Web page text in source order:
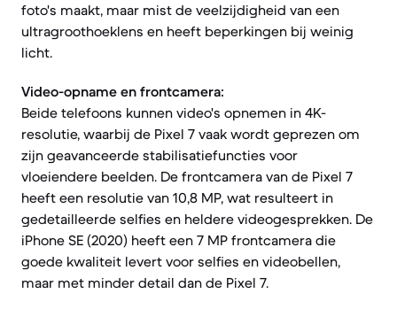
foto's maakt, maar mist de veelzijdigheid van een
ultragroothoeklens en heeft beperkingen bij weinig
licht.
Video-opname en frontcamera:
Beide telefoons kunnen video's opnemen in 4K-
resolutie, waarbij de Pixel 7 vaak wordt geprezen om
zijn geavanceerde stabilisatiefuncties voor
vloeiendere beelden. De frontcamera van de Pixel 7
heeft een resolutie van 10,8 MP, wat resulteert in
gedetailleerde selfies en heldere videogesprekken. De
iPhone SE (2020) heeft een 7 MP frontcamera die
goede kwaliteit levert voor selfies en videobellen,
maar met minder detail dan de Pixel 7.